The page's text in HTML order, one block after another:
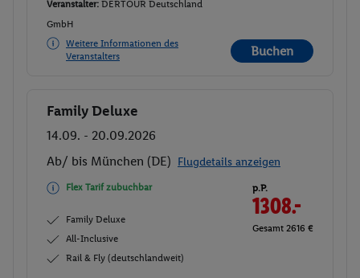
Veranstalter: DERTOUR Deutschland
GmbH
Weitere Informationen des
Veranstalters
Buchen
Buchen
Family Deluxe
14.09. - 20.09.2026
Ab/ bis München (DE) Flugdetails anzeigen
Flex Tarif zubuchbar
Family Deluxe
All-Inclusive
Rail & Fly (deutschlandweit)
p.P.
1308.-
Gesamt 2616 €